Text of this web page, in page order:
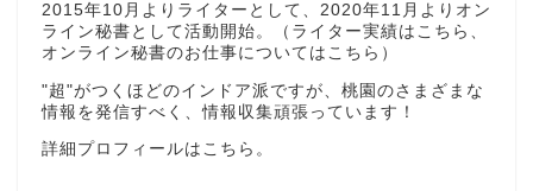
2015年10月よりライターとして、2020年11月よりオン
ライン秘書として活動開始。（ライター実績は こちら 、
オンライン秘書のお仕事については こちら ）
"超"がつくほどのインドア派ですが、桃園のさまざまな
情報を発信すべく、情報収集頑張っています！
詳細プロフィールは こちら 。